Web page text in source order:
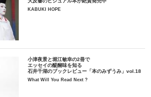
KABUKI HOPE
小津夜景と堀江敏幸の2冊で
エッセイの醍醐味を知る
石井千湖のブックレビュー「本のみずうみ」vol.18
What Will You Read Next ?